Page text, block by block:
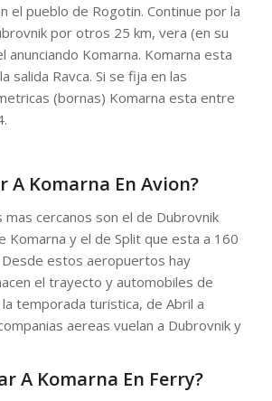
el pueblo de Rogotin. Continue por la
por otros 25 km, vera (en su
anunciando Komarna. Komarna esta
salida Ravca. Si se fija en las
(bornas) Komarna esta entre
A Komarna En Avion?
cercanos son el de Dubrovnik
Komarna y el de Split que esta a 160
Desde estos aeropuertos hay
el trayecto y automobiles de
temporada turistica, de Abril a
aereas vuelan a Dubrovnik y
A Komarna En Ferry?